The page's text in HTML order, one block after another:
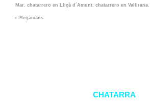
Mar, chatarrero en Lliçà d´Amunt, chatarrero en Vallirana,
i Plegamans
CHATARRA